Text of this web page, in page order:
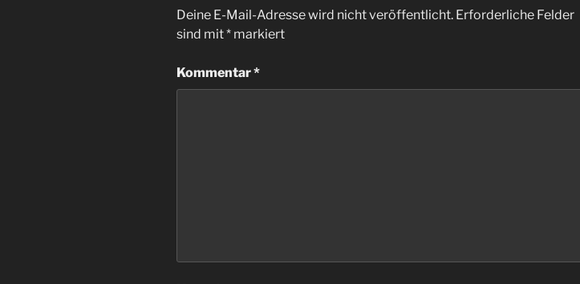
Deine E-Mail-Adresse wird nicht veröffentlicht. Erforderliche Felder
sind mit* markiert
Kommentar*